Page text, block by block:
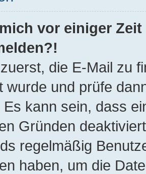
vor einiger
die E-Mail zu
wurde und prüfe
kann sein, dass
Gründen
regelmäßig
haben, um die